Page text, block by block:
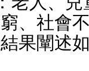
、社會
果闡述